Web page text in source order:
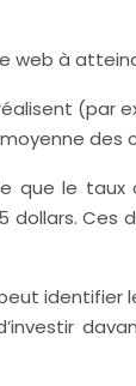
à
(par
des
que le taux
identifier